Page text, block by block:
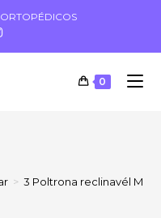
0
> 3 Poltrona reclinavél